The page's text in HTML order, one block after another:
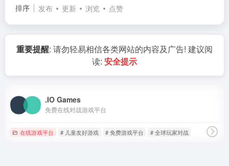
排序 发布 更新 浏览 点赞
重要提醒: 请勿轻易相信各类网站的内容及广告! 建议阅
读: 安全提示
.IO Games
免费在线对战游戏平台
在线游戏平台 # 儿童友好游戏 # 免费游戏平台 # 全球玩家对战